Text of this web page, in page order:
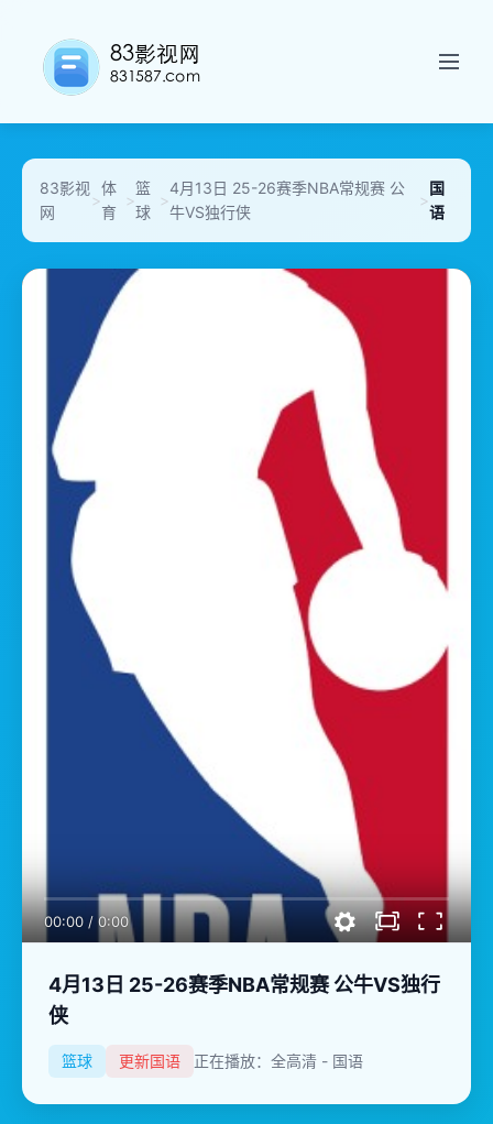
83影视
网
>
体
育
>
篮
球
>
4月13日 25-26赛季NBA常规赛 公
牛VS独行侠
>
国
语
00:00 / 0:00
4月13日 25-26赛季NBA常规赛 公牛VS独行
侠
篮球 更新国语 正在播放：全高清 - 国语